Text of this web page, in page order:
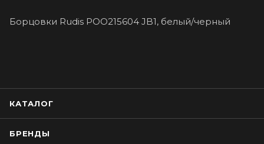
Борцовки Rudis POO215604 JB1, белый/черный
КАТАЛОГ
БРЕНДЫ